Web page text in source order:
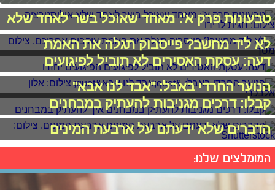
טבעונות פרק א': מאחד שאוכל בשר לאחד שלא
לא ליד מחשב? פייסבוק תגלה את האמת
דעה: עסקת האסירים לא תוביל לפיגועים
הנוער החרדי באבל: "אבד לנו אבא"
קבלו: דרכים מגניבות להעתיק במבחנים
הדברים שלא ידעתם על ארבעת המינים
המומלצים שלנו: